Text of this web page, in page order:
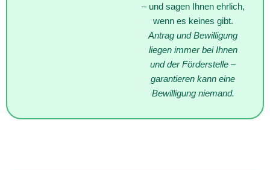
– und sagen Ihnen ehrlich,
wenn es keines gibt.
Antrag und Bewilligung
liegen immer bei Ihnen
und der Förderstelle –
garantieren kann eine
Bewilligung niemand.